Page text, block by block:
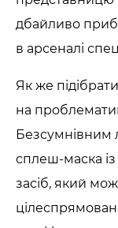
дбайливо
в арсеналі
Як же
на
Безсумнівним
сплеш-маска
засіб, який